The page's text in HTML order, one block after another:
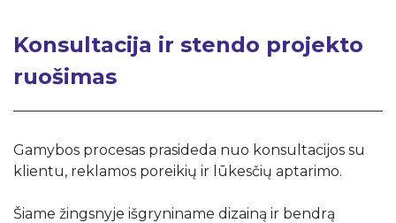
Konsultacija ir stendo projekto
ruošimas
Gamybos procesas prasideda nuo konsultacijos su
klientu, reklamos poreikių ir lūkesčių aptarimo.
Šiame žingsnyje išgryniname dizainą ir bendrą